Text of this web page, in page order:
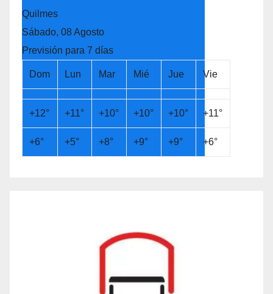
Quilmes
Sábado, 08 Agosto
Previsión para 7 días
Dom Lun Mar Mié Jue Vie
+12° +11° +10° +10° +10° +11°
+6° +5° +8° +9° +9° +6°